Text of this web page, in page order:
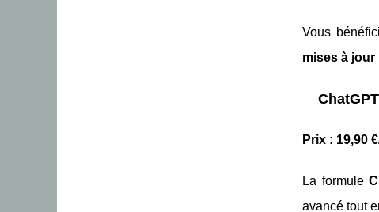
Vous
mises à
Prix : 19,90
La formule
avancé tout